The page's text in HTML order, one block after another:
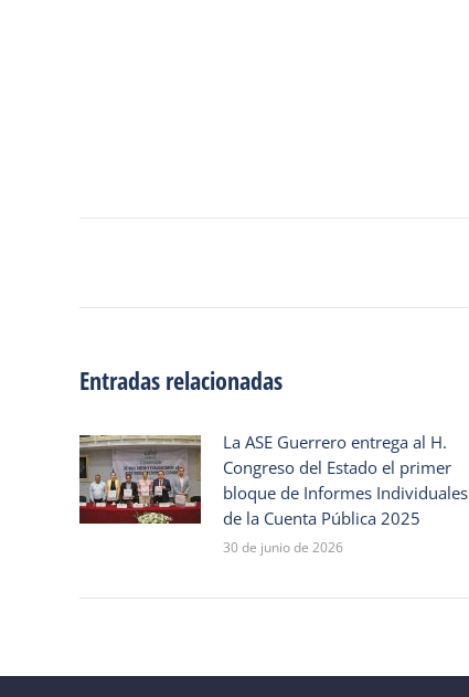
entradas
Entradas relacionadas
La ASE Guerrero entrega al H.
Congreso del Estado el primer
bloque de Informes Individuales
de la Cuenta Pública 2025
30 de junio de 2026